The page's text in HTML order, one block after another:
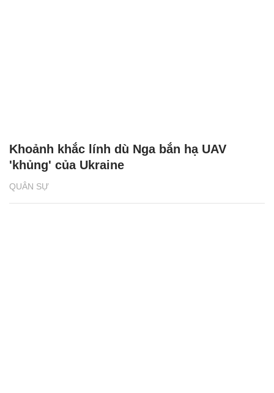
QUÂN SỰ
Khoảnh khắc lính dù Nga bắn hạ UAV
'khủng' của Ukraine